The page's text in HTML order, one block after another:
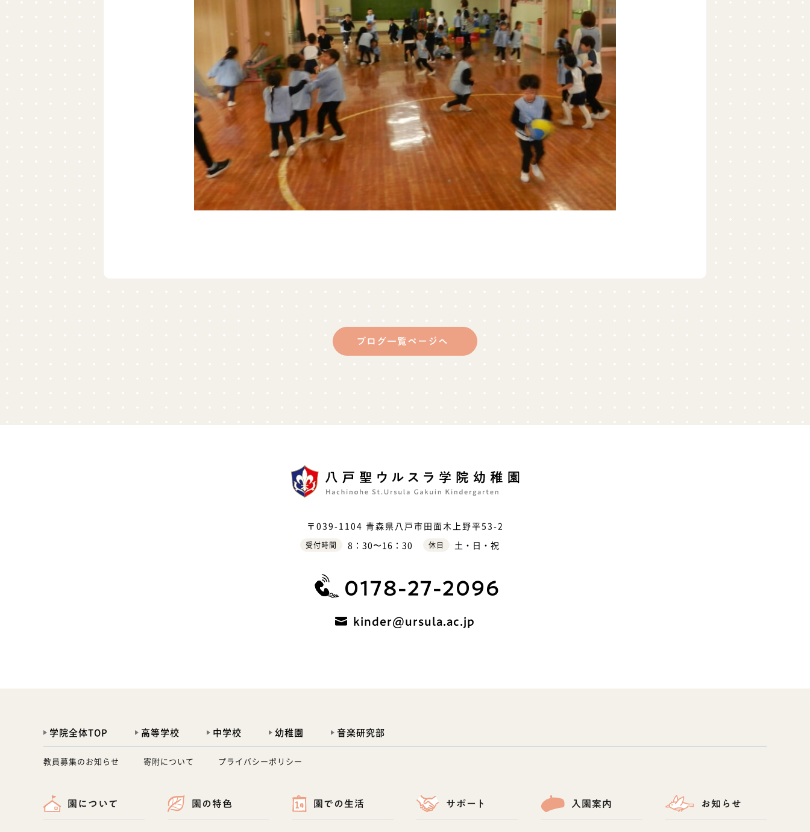
ブログ一覧ページへ
学院全体TOP 高等学校 中学校 幼稚園 音楽研究部
教員募集のお知らせ 寄附について プライバシーポリシー
園について 園の特色 園での生活 サポート 入園案内 お知らせ
〒039-1104 青森県八戸市田面木上野平53-2
受付時間 8：30〜16：30 休日 土・日・祝
0178-27-2096
kinder@ursula.ac.jp